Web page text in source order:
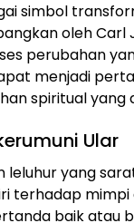
simbol
oleh
perubahan
menjadi
spiritual yang
Ular
leluhur yang
terhadap mimpi
baik atau